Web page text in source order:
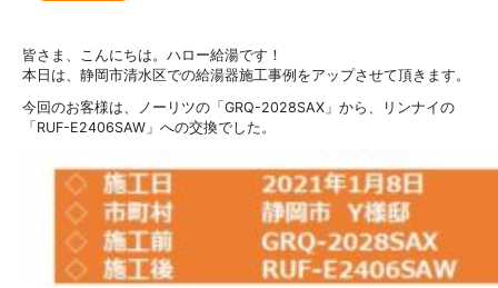
皆さま、こんにちは。ハロー給湯です！
本日は、静岡市清水区での給湯器施工事例をアップさせて頂きます。
今回のお客様は、ノーリツの「GRQ-2028SAX」から、リンナイの
「RUF-E2406SAW」への交換でした。